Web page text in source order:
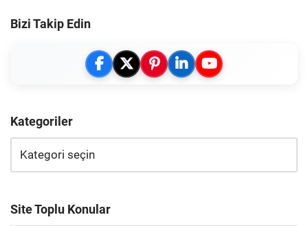
Bizi Takip Edin
Kategoriler
Site Toplu Konular